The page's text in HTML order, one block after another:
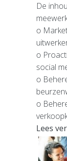
Organisatie
Organisatie
Wie is wie
Vacatures
Algemene
Andere
Contact
De
o
o
social
o
o
Lees